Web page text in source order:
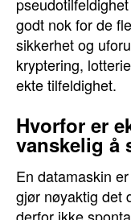
godt nok for de
sikkerhet og
kryptering,
ekte tilfeldighet.
Hvorfor er
vanskelig å
En datamaskin
gjør nøyaktig det